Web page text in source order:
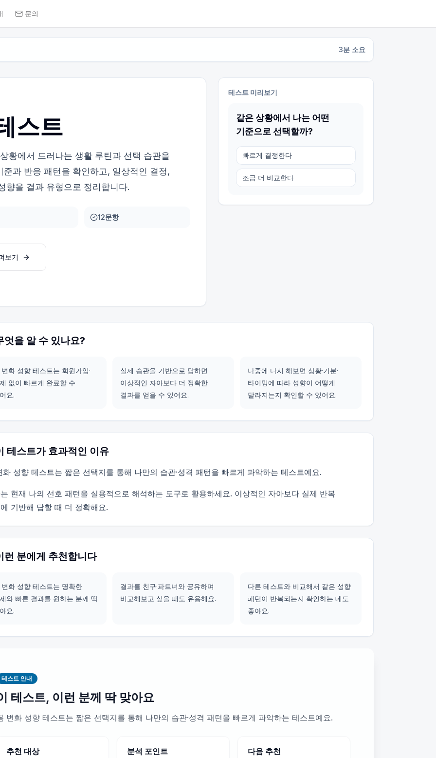
문의
3분 소요
스트
황에서 드러나는 생활 루틴과 선택 습관을
과 반응 패턴을 확인하고, 일상적인 결정,
향을 결과 유형으로 정리합니다.
12문항
보기
테스트 미리보기
같은 상황에서 나는 어떤
기준으로 선택할까?
빠르게 결정한다
조금 더 비교한다
엇을 알 수 있나요?
화 성향 테스트는 회원가입·
없이 빠르게 완료할 수
요.
실제 습관을 기반으로 답하면
이상적인 자아보다 더 정확한
결과를 얻을 수 있어요.
나중에 다시 해보면 상황·기분·
타이밍에 따라 성향이 어떻게
달라지는지 확인할 수 있어요.
테스트가 효과적인 이유
화 성향 테스트는 짧은 선택지를 통해 나만의 습관·성격 패턴을 빠르게 파악하는 테스트예요.
현재 나의 선호 패턴을 실용적으로 해석하는 도구로 활용하세요. 이상적인 자아보다 실제 반복
기반해 답할 때 더 정확해요.
런 분에게 추천합니다
변화 성향 테스트는 명확한
와 빠른 결과를 원하는 분께 딱
요.
결과를 친구·파트너와 공유하며
비교해보고 싶을 때도 유용해요.
다른 테스트와 비교해서 같은 성향
패턴이 반복되는지 확인하는 데도
좋아요.
테스트 안내
테스트, 이런 분께 딱 맞아요
변화 성향 테스트는 짧은 선택지를 통해 나만의 습관·성격 패턴을 빠르게 파악하는 테스트예요.
추천 대상 분석 포인트 다음 추천